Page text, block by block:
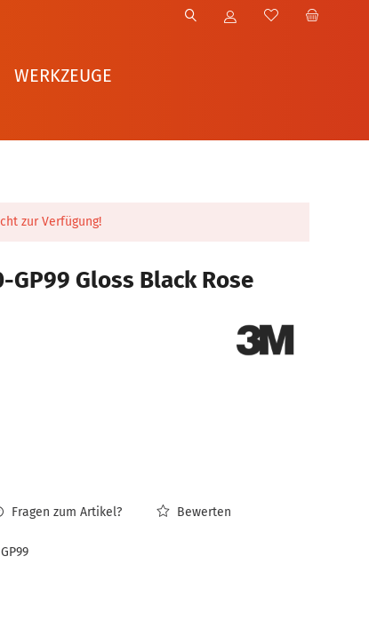
WERKZEUGE
zur Verfügung!
GP99 Gloss Black Rose
Fragen zum Artikel? Bewerten